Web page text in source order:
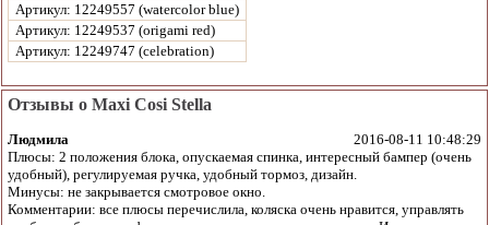
Артикул: 12249557 (watercolor blue)
Артикул: 12249537 (origami red)
Артикул: 12249747 (celebration)
Отзывы о Maxi Cosi Stella
Людмила
2016-08-11 10:48:29
Плюсы: 2 положения блока, опускаемая спинка, интересный бампер (очень
удобный), регулируемая ручка, удобный тормоз, дизайн.
Минусы: не закрывается смотровое окно.
Комментарии: все плюсы перечислила, коляска очень нравится, управлять